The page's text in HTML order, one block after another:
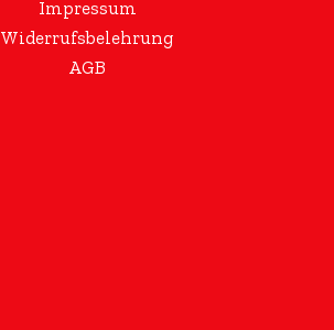
Impressum
Widerrufsbelehrung
AGB